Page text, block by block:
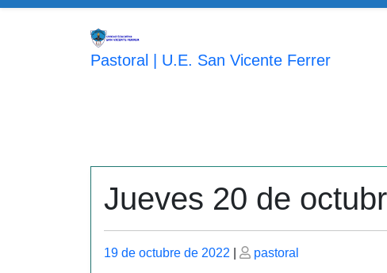
Saltar
Pastoral | U.E. San Vicente Ferrer
Jueves 20 de
Publicado
19 de octubre de 2022
Publicado
pastoral